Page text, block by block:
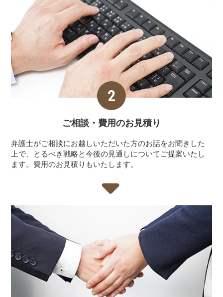
ご相談・費用のお見積り
弁護士がご相談にお越しいただいた方のお話をお聞きした
上で、とるべき戦略と今後の見通しについてご提案いたし
ます。費用のお見積りもいたします。